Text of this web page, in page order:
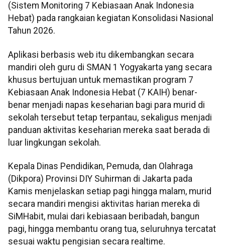
(Sistem Monitoring 7 Kebiasaan Anak Indonesia
Hebat) pada rangkaian kegiatan Konsolidasi Nasional
Tahun 2026.
Aplikasi berbasis web itu dikembangkan secara
mandiri oleh guru di SMAN 1 Yogyakarta yang secara
khusus bertujuan untuk memastikan program 7
Kebiasaan Anak Indonesia Hebat (7 KAIH) benar-
benar menjadi napas keseharian bagi para murid di
sekolah tersebut tetap terpantau, sekaligus menjadi
panduan aktivitas keseharian mereka saat berada di
luar lingkungan sekolah.
Kepala Dinas Pendidikan, Pemuda, dan Olahraga
(Dikpora) Provinsi DIY Suhirman di Jakarta pada
Kamis menjelaskan setiap pagi hingga malam, murid
secara mandiri mengisi aktivitas harian mereka di
SiMHabit, mulai dari kebiasaan beribadah, bangun
pagi, hingga membantu orang tua, seluruhnya tercatat
sesuai waktu pengisian secara realtime.